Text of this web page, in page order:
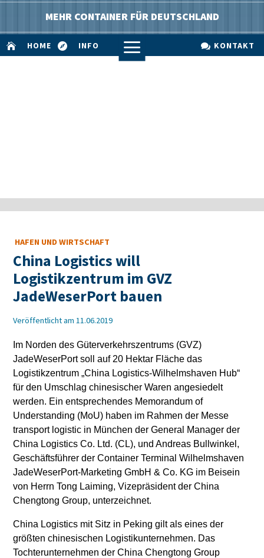
MEHR CONTAINER FÜR DEUTSCHLAND
 HOME  INFO a  KONTAKT
HAFEN UND WIRTSCHAFT
China Logistics will
Logistikzentrum im GVZ
JadeWeserPort bauen
Veröffentlicht am 11.06.2019
Im Norden des Güterverkehrszentrums (GVZ)
JadeWeserPort soll auf 20 Hektar Fläche das
Logistikzentrum „China Logistics-Wilhelmshaven Hub“
für den Umschlag chinesischer Waren angesiedelt
werden. Ein entsprechendes Memorandum of
Understanding (MoU) haben im Rahmen der Messe
transport logistic in München der General Manager der
China Logistics Co. Ltd. (CL), und Andreas Bullwinkel,
Geschäftsführer der Container Terminal Wilhelmshaven
JadeWeserPort-Marketing GmbH & Co. KG im Beisein
von Herrn Tong Laiming, Vizepräsident der China
Chengtong Group, unterzeichnet.
China Logistics mit Sitz in Peking gilt als eines der
größten chinesischen Logistikunternehmen. Das
Tochterunternehmen der China Chengtong Group